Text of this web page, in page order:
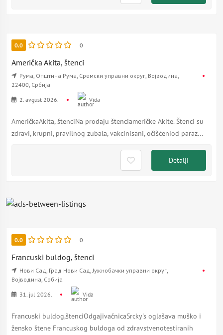
0.0 0
Američka Akita, štenci
Рума, Општина Рума, Сремски управни округ, Војводина,
22400, Србија
2. avgust 2026.
Vida
AmeričkaAkita, štenciNa prodaju štenciameričke Akite. Štenci su
zdravi, krupni, pravilnog zubala, vakcinisani, očišćeniod paraz...
Detalji
0.0 0
Francuski buldog, štenci
Нови Сад, Град Нови Сад, Јужнобачки управни округ,
Војводина, Србија
31. jul 2026.
Vida
Francuski buldog,štenciOdgajivačnicaSrcky's oglašava muško i
žensko štene Francuskog buldoga od zdravstvenotestiranih